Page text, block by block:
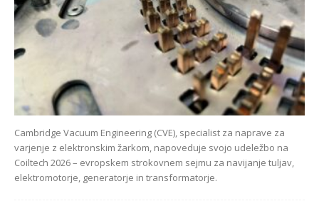
Cambridge Vacuum Engineering (CVE), specialist za naprave za
varjenje z elektronskim žarkom, napoveduje svojo udeležbo na
Coiltech 2026 – evropskem strokovnem sejmu za navijanje tuljav,
elektromotorje, generatorje in transformatorje.